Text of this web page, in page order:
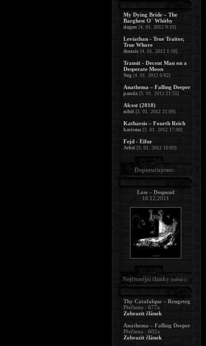
My Dying Bride – The
Barghest O´ Whitby
dagon [4. 01. 2012 9:19]
Leviathan - True Traitor,
True Whore
theaxis [4. 01. 2012 1:18]
Transit - Decent Man on a
Desperate Moon
Neg [4. 01. 2012 0:02]
Anathema – Falling Deeper
panda [3. 01. 2012 21:55]
Alcest (2010)
nihil [3. 01. 2012 21:09]
Katharsis – Fourth Reich
karisma [3. 01. 2012 17:00]
Fejd - Eifur
Arkti [3. 01. 2012 10:03]
Doporučujeme:
Loss – Despond
18.12.2011
Nejčtenější články (měsíc):
Thy Catafalque – Rengeteg
Přečteno : 677x
Zobrazit článek
Anathema – Falling Deeper
Přečteno : 602x
Zobrazit článek